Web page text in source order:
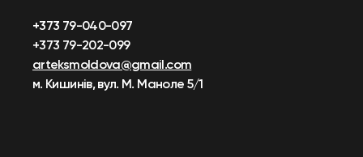
+373 79-040-097
+373 79-202-099
arteksmoldova@gmail.com
м. Кишинів, вул. М. Маноле 5/1